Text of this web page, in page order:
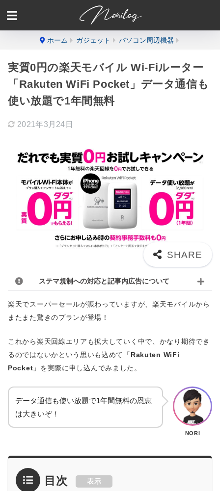
ホーム ガジェット パソコン周辺機器
実質0円の楽天モバイル Wi-Fiルーター
「Rakuten WiFi Pocket」データ通信も
使い放題で1年間無料
2021年3月24日
ステマ規制への対応と記事内広告について
楽天でスーパーセールが賑わっていますが、楽天モバイルから
またまた驚きのプランが登場！
これから楽天回線エリアも拡大していく中で、かなり期待でき
るのではないかという思いも込めて「 Rakuten WiFi
Pocket 」を実際に申し込んでみました。
データ通信も使い放題で1年間無料の恩恵
は大きいぞ！
NORI
目次 表示